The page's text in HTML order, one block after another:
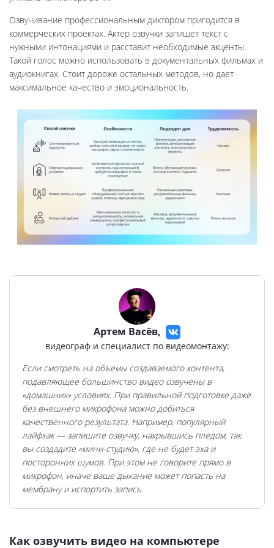
Озвучивание профессиональным диктором пригодится в
коммерческих проектах. Актер озвучки запишет текст с
нужными интонациями и расставит необходимые акценты.
Такой голос можно использовать в документальных фильмах и
аудиокнигах. Стоит дороже остальных методов, но дает
максимальное качество и эмоциональность.
Артем Васёв,
видеограф и специалист по видеомонтажу:
Если смотреть на объемы создаваемого контента,
подавляющее большинство видео озвучены в
«домашних» условиях. При правильной подготовке даже
без внешнего микрофона можно добиться
качественного результата. Например, популярный
лайфхак — запишите озвучку, накрывшись пледом, так
вы создадите «мини-студию», где не будет эха и
посторонних шумов. При этом не говорите прямо в
микрофон, иначе ваше дыхание может попасть на
мембрану и испортить запись.
Как озвучить видео на компьютере